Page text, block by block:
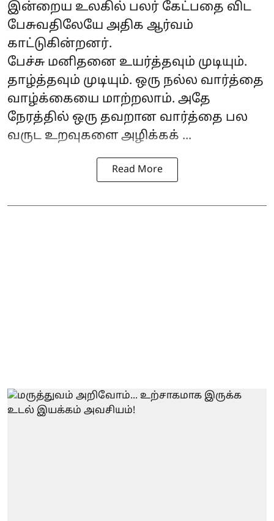
இன்றைய உலகில் பலர் கேட்பதை விட
பேசுவதிலேயே அதிக ஆர்வம்
காட்டுகின்றனர்.
பேச்சு மனிதனை உயர்த்தவும் முடியும்.
தாழ்த்தவும் முடியும். ஒரு நல்ல வார்த்தை
வாழ்க்கையை மாற்றலாம். அதே
நேரத்தில் ஒரு தவறான வார்த்தை பல
வருட உறவுகளை அழிக்கக் ...
Read More